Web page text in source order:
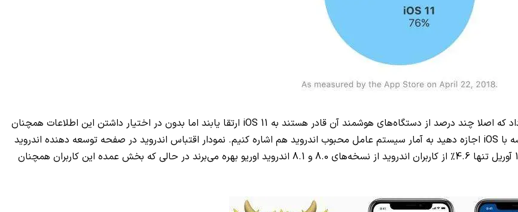
که اصلا چند درصد از دستگاه‌های هوشمند آن قادر هستند به iOS 11 ارتقا یابند اما بدون در اختیار داشتن این اطلاعات همچنان
iOS اجازه دهید به آمار سیستم عامل محبوب اندروید هم اشاره کنیم. نمودار اقتباس اندروید در صفحه توسعه دهنده اندروید
در وب‌سایت گوگل به نمایش درآمده است و نشان می‌دهد که در تاریخ 16 آوریل تنها 4.6% از کاربران اندروید از نسخه‌های 8.0 و 8.1 اندروید اوریو بهره می‌برند در حالی که بخش عمده این کاربران همچنان